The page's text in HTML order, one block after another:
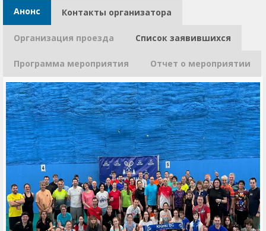
Анонс Контакты организатора​
Организация проезда Список заявившихся
Программа мероприятия Отчет о мероприятии